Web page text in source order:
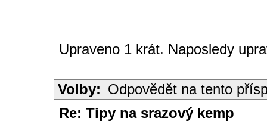
Upraveno 1 krát. Naposledy
Volby: Odpovědět na tento
Re: Tipy na srazový kemp